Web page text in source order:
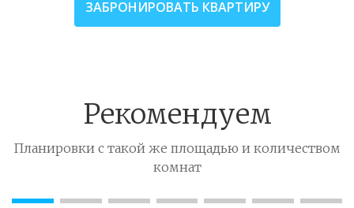
ЗАБРОНИРОВАТЬ КВАРТИРУ
Рекомендуем
Планировки с такой же площадью и количеством
комнат